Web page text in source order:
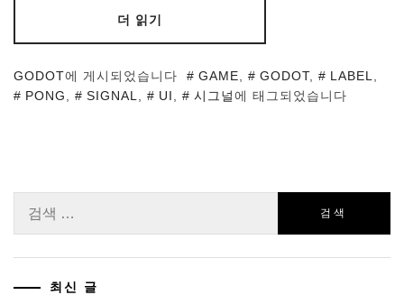
더 읽기
GODOT에 게시되었습니다 GAME GODOT, LABEL
PONG
SIGNAL UI 시그널에 태그되었습니다
최신 글